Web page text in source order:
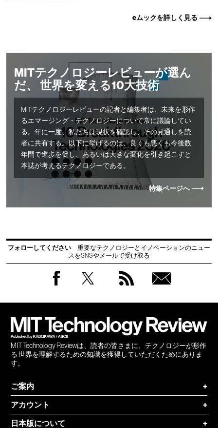
eムックを詳しく見る
MITテクノロジーレビューが選ん
だ、 世界を変える10大技術
MITテクノロジーレビューの記者と編集者は、未来を形作
るエマージング・テクノロジーについて常に議論してい
る。年に一度、私たちは現状を確認し、その見通しを読
者に共有する。以下に挙げるのは、良くも悪くも今後数
年間で進歩を促し、あるいは大きな変化を引き起こすと
本誌が考えるテクノロジーである。
特集ページへ
フォローしてください
重要なテクノロジーとイノベーションのニュー
スをSNSやメールで受け取る
MIT Technology Reviewは、読者の皆さまに、テクノロジーが形作
る 世界を理解するための知識を獲得していただくためにありま
す。
ご案内
+
アカウント
+
日本版について
+